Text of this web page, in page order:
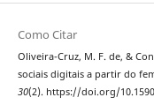
Como Citar
Oliveira-Cruz, M. F. de, &
sociais digitais a partir do
30(2). https://doi.org/